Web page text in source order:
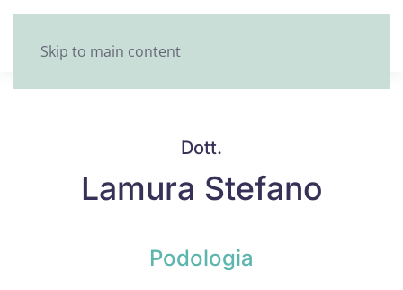
Skip to main content
Dott.
Lamura Stefano
Podologia